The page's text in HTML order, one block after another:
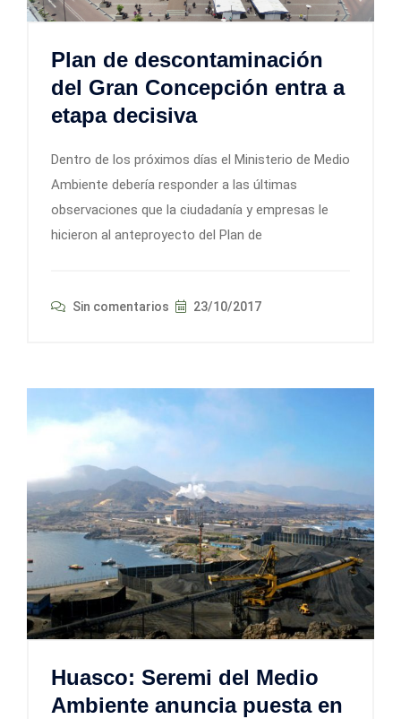
Plan de descontaminación
del Gran Concepción entra a
etapa decisiva
Dentro de los próximos días el Ministerio de Medio
Ambiente debería responder a las últimas
observaciones que la ciudadanía y empresas le
hicieron al anteproyecto del Plan de
Sin comentarios 23/10/2017
Huasco: Seremi del Medio
Ambiente anuncia puesta en